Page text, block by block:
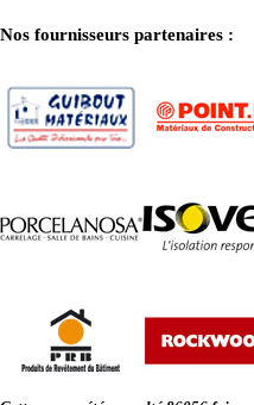
Nos fournisseurs partenaires :